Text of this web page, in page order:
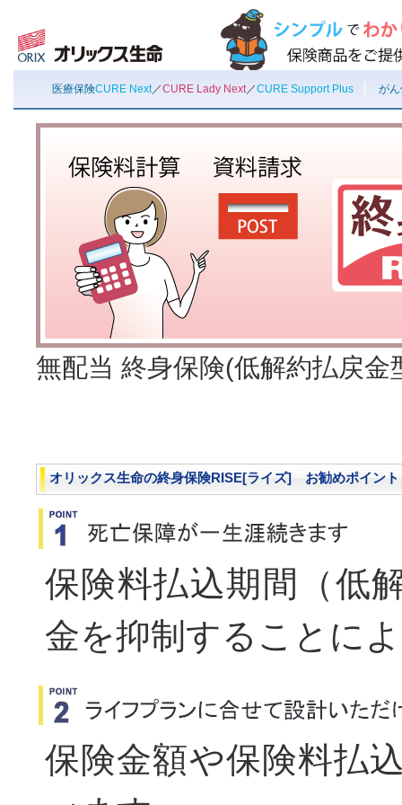
医療保険CURE Next／CURE Lady Next／CURE Support Plus が
無配当 終身保険(低解約払戻金
オリックス生命の終身保険RISE[ライズ] お勧めポイント
保険料払込期間（低
金を抑制することに
保険金額や保険料払